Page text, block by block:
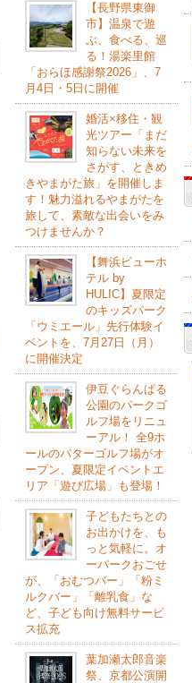
【長野県東御
市】温泉で遊
ぶ、食べる、巡
る！湯楽里館
「おらほ感謝祭2026」、7
月4日・5日に開催
婚活×移住・観
光ツアー「まだ
知らない未来を
さがす、ときめ
きやまがた旅」を開催しま
す！魅力溢れるやまがたを
旅して、素敵な出会いをみ
つけませんか？
【舞浜ビューホ
テル by
HULIC】夏限定
のキッズパーク
「ウミエール」先行体験イ
ベントを、7月27日（月）
に開催決定
伊豆ぐらんぱる
公園のパークゴ
ルフ場をリニュ
ーアル！ 全9ホ
ールのパターゴルフ場がオ
ープン、夏限定イベントエ
リア「遊び広場」も登場！
子どもたちとの
お出かけを、も
っと気軽に。オ
ーパークおごせ
が、「おむつバー」「粉ミ
ルクバー」「離乳食」な
ど、子ども向け無料サービ
ス拡充
葉加瀬太郎音楽
祭、京都公演開